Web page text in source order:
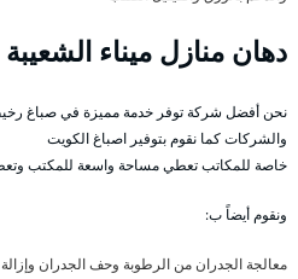
دهان منازل ميناء الشعيبة
نحن أفضل شركة توفر خدمة مميزة في صباغ
والشركات كما نقوم بتوفير اصباغ الكويت
خاصة للمكاتب تعطي مساحة واسعة للمكتب
ونقوم أيضاً ب:
معالجة الجدران من الرطوبة وحف الجدران